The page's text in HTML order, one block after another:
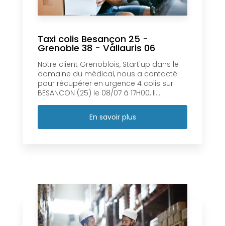
Taxi colis Besançon 25 -
Grenoble 38 - Vallauris 06
Notre client Grenoblois, Start'up dans le
domaine du médical, nous a contacté
pour récupérer en urgence 4 colis sur
BESANCON (25) le 08/07 à 17H00, li...
En savoir plus